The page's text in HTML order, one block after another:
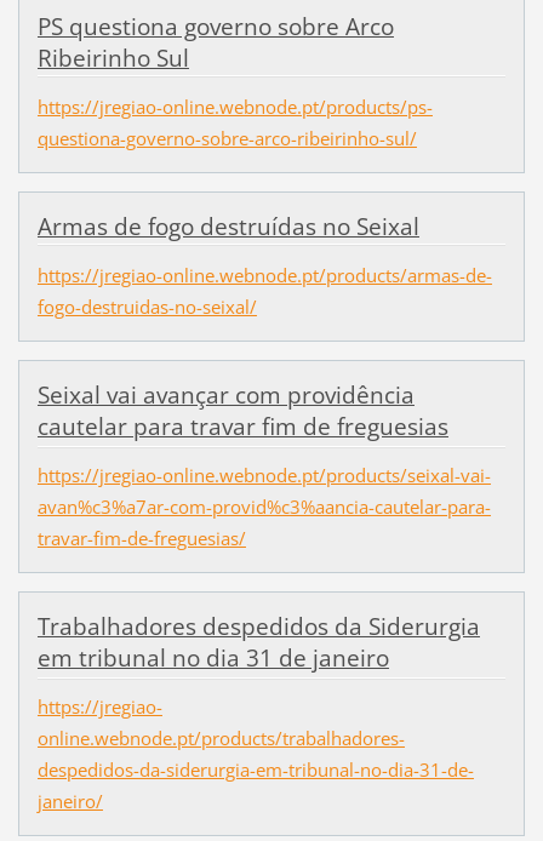
PS questiona governo sobre Arco
Ribeirinho Sul
https://jregiao-online.webnode.pt/products/ps-
questiona-governo-sobre-arco-ribeirinho-sul/
Armas de fogo destruídas no Seixal
https://jregiao-online.webnode.pt/products/armas-de-
fogo-destruidas-no-seixal/
Seixal vai avançar com providência
cautelar para travar fim de freguesias
https://jregiao-online.webnode.pt/products/seixal-vai-
avan%c3%a7ar-com-provid%c3%aancia-cautelar-para-
travar-fim-de-freguesias/
Trabalhadores despedidos da Siderurgia
em tribunal no dia 31 de janeiro
https://jregiao-
online.webnode.pt/products/trabalhadores-
despedidos-da-siderurgia-em-tribunal-no-dia-31-de-
janeiro/